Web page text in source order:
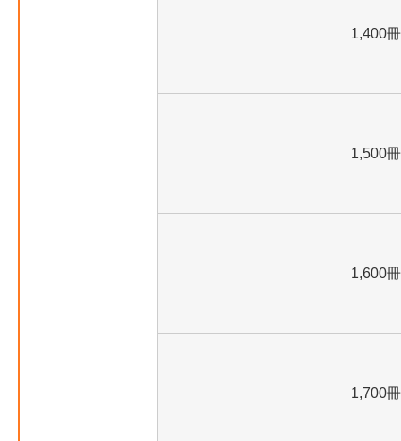
1,400冊
1,500冊
1,600冊
1,700冊